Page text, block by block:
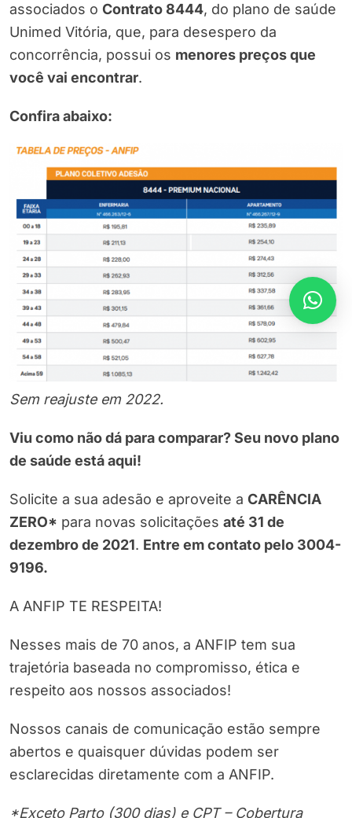
associados o Contrato 8444, do plano de saúde
Unimed Vitória, que, para desespero da
concorrência, possui os menores preços que
você vai encontrar.
Confira abaixo:
Sem reajuste em 2022.
Viu como não dá para comparar? Seu novo plano
de saúde está aqui!
Solicite a sua adesão e aproveite a CARÊNCIA
ZERO* para novas solicitações até 31 de
dezembro de 2021. Entre em contato pelo 3004-
9196.
A ANFIP TE RESPEITA!
Nesses mais de 70 anos, a ANFIP tem sua
trajetória baseada no compromisso, ética e
respeito aos nossos associados!
Nossos canais de comunicação estão sempre
abertos e quaisquer dúvidas podem ser
esclarecidas diretamente com a ANFIP.
*Exceto Parto (300 dias) e CPT – Cobertura